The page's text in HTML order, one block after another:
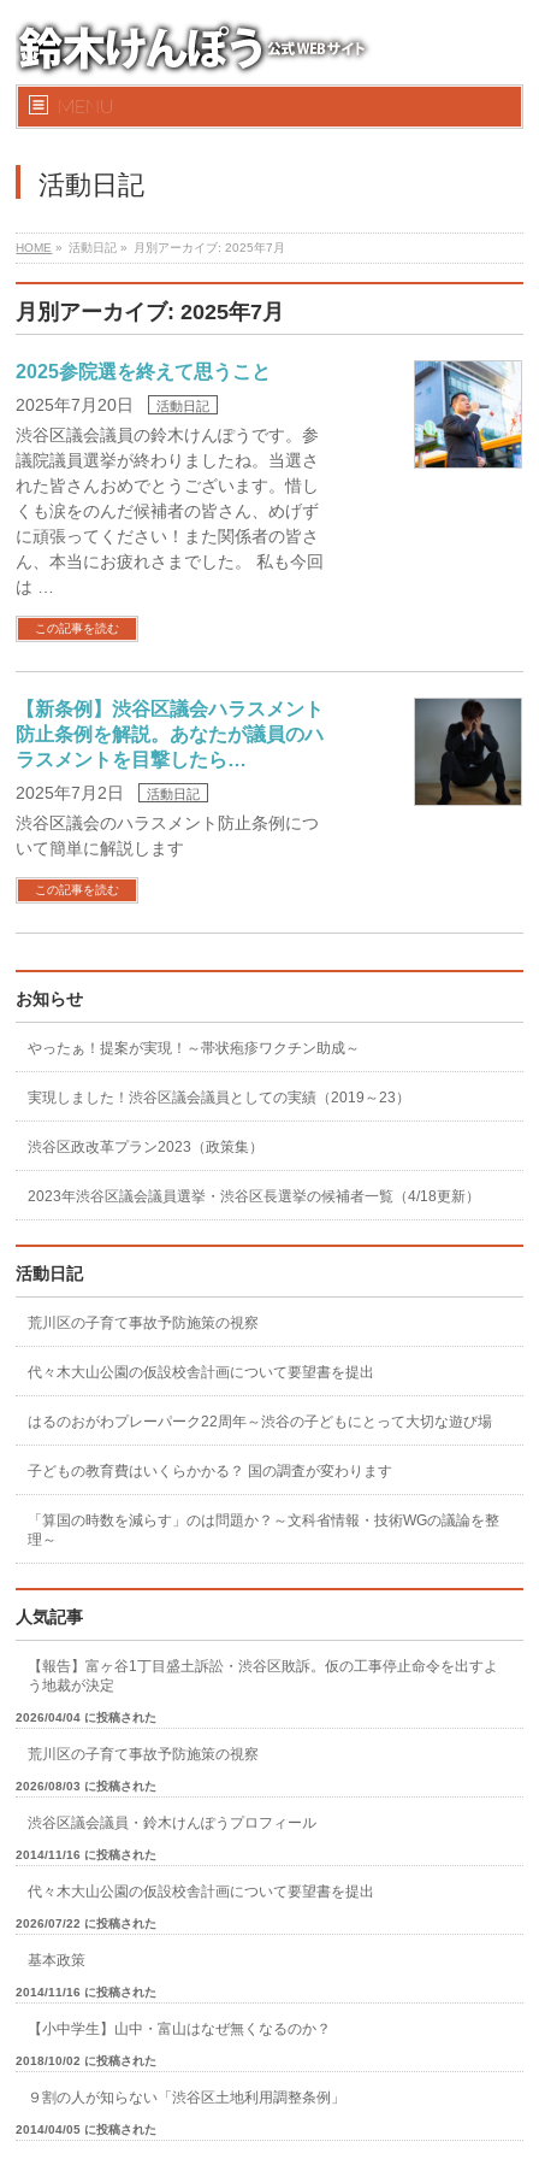
MENU
活動日記
HOME » 活動日記 » 月別アーカイブ: 2025年7月
月別アーカイブ: 2025年7月
2025参院選を終えて思うこと
2025年7月20日 活動日記
渋谷区議会議員の鈴木けんぽうです。参
議院議員選挙が終わりましたね。当選さ
れた皆さんおめでとうございます。惜し
くも涙をのんだ候補者の皆さん、めげず
に頑張ってください！また関係者の皆さ
ん、本当にお疲れさまでした。 私も今回
は …
この記事を読む
【新条例】渋谷区議会ハラスメント
防止条例を解説。あなたが議員のハ
ラスメントを目撃したら…
2025年7月2日 活動日記
渋谷区議会のハラスメント防止条例につ
いて簡単に解説します
この記事を読む
お知らせ
やったぁ！提案が実現！～帯状疱疹ワクチン助成～
実現しました！渋谷区議会議員としての実績（2019～23）
渋谷区政改革プラン2023（政策集）
2023年渋谷区議会議員選挙・渋谷区長選挙の候補者一覧（4/18更新）
活動日記
荒川区の子育て事故予防施策の視察
代々木大山公園の仮設校舎計画について要望書を提出
はるのおがわプレーパーク22周年～渋谷の子どもにとって大切な遊び場
子どもの教育費はいくらかかる？ 国の調査が変わります
「算国の時数を減らす」のは問題か？～文科省情報・技術WGの議論を整
理～
人気記事
【報告】富ヶ谷1丁目盛土訴訟・渋谷区敗訴。仮の工事停止命令を出すよ
う地裁が決定
2026/04/04 に投稿された
荒川区の子育て事故予防施策の視察
2026/08/03 に投稿された
渋谷区議会議員・鈴木けんぽうプロフィール
2014/11/16 に投稿された
代々木大山公園の仮設校舎計画について要望書を提出
2026/07/22 に投稿された
基本政策
2014/11/16 に投稿された
【小中学生】山中・富山はなぜ無くなるのか？
2018/10/02 に投稿された
９割の人が知らない「渋谷区土地利用調整条例」
2014/04/05 に投稿された